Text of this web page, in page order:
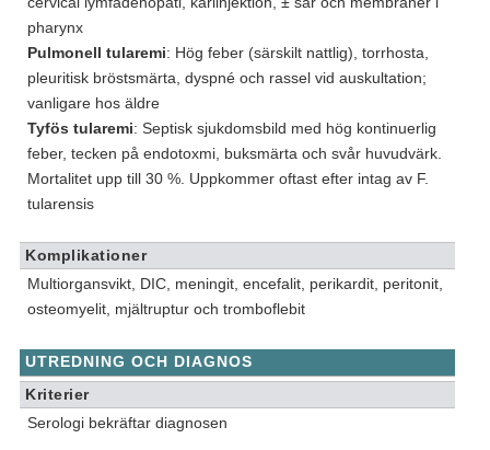
pharynx
Pulmonell tularemi: Hög feber (särskilt nattlig), torrhosta,
pleuritisk bröstsmärta, dyspné och rassel vid auskultation;
vanligare hos äldre
Tyfös tularemi: Septisk sjukdomsbild med hög kontinuerlig
feber, tecken på endotoxmi, buksmärta och svår huvudvärk.
Mortalitet upp till 30 %. Uppkommer oftast efter intag av F.
tularensis
Komplikationer
Multiorgansvikt, DIC, meningit, encefalit, perikardit, peritonit,
osteomyelit, mjältruptur och tromboflebit
UTREDNING OCH DIAGNOS
Kriterier
Serologi bekräftar diagnosen